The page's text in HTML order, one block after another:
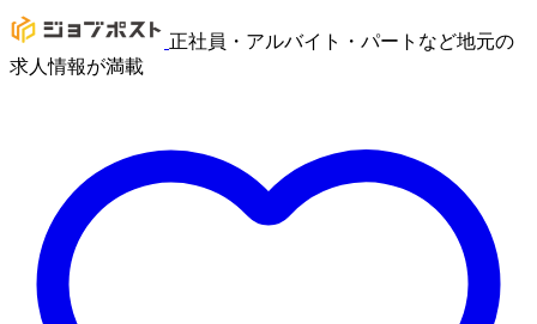
正社員・アルバイト・パートなど地元の
求人情報が満載